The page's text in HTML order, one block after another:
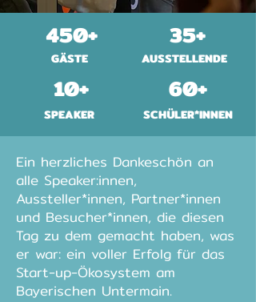
450+ 35+
GÄSTE AUSSTELLENDE
10+ 60+
SPEAKER SCHÜLER*INNEN
Ein herzliches Dankeschön an
alle Speaker:innen,
Aussteller*innen, Partner*innen
und Besucher*innen, die diesen
Tag zu dem gemacht haben, was
er war: ein voller Erfolg für das
Start-up-Ökosystem am
Bayerischen Untermain.